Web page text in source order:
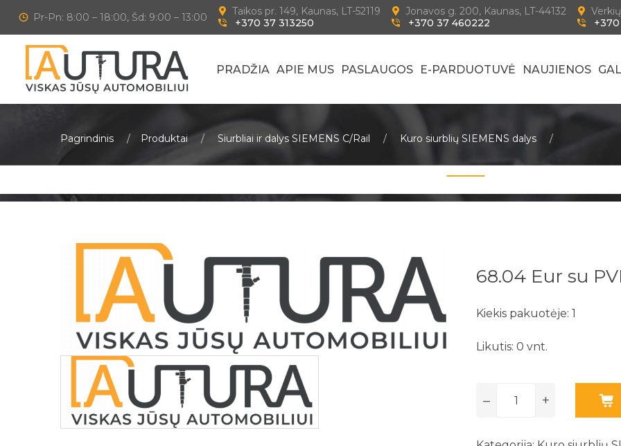
Pr-Pn: 8:00 – 18:00, Šd: 9:00 – 13:00
Taikos pr. 149, Kaunas, LT-52119
+370 37 313250
Jonavos g. 200, Kaunas, LT-44132
+370 37 460222
+370
PRADŽIA APIE MUS PASLAUGOS E-PARDUOTUVĖ NAUJIENOS
Pagrindinis Produktai Siurbliai ir dalys SIEMENS C/Rail Kuro siurblių SIEMENS dalys
68.04 Eur su
Kiekis pakuotėje: 1
Likutis: 0 vnt.
– +